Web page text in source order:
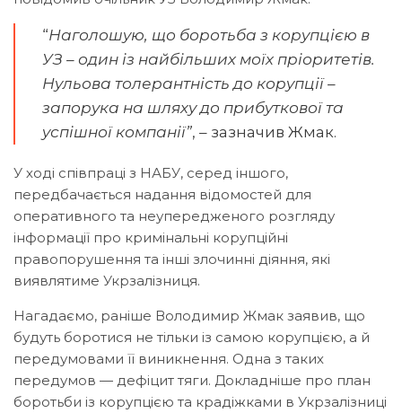
“Наголошую, що боротьба з корупцією в
УЗ – один із найбільших моїх пріоритетів.
Нульова толерантність до корупції –
запорука на шляху до прибуткової та
успішної компанії”, – зазначив Жмак.
У ході співпраці з НАБУ, серед іншого,
передбачається надання відомостей для
оперативного та неупередженого розгляду
інформації про кримінальні корупційні
правопорушення та інші злочинні діяння, які
виявлятиме Укрзалізниця.
Нагадаємо, раніше Володимир Жмак заявив, що
будуть боротися не тільки із самою корупцією, а й
передумовами її виникнення. Одна з таких
передумов — дефіцит тяги. Докладніше про план
боротьби із корупцією та крадіжками в Укрзалізниці